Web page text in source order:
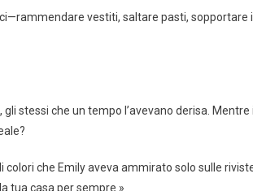
vestiti, saltare pasti, sopportare i
stessi che un tempo l’avevano derisa. Mentre il
che Emily aveva ammirato solo sulle
tua casa per sempre.»